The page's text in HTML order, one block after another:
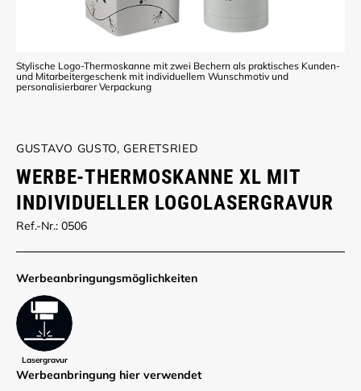
Stylische Logo-Thermoskanne mit zwei Bechern als praktisches Kunden-
und Mitarbeitergeschenk mit individuellem Wunschmotiv und
personalisierbarer Verpackung
GUSTAVO GUSTO, GERETSRIED
WERBE-THERMOSKANNE XL MIT
INDIVIDUELLER LOGOLASERGRAVUR
Ref.-Nr.: 0506
Werbe­anbringungs­möglich­keiten
Lasergravur
Werbe­anbringung hier verwendet